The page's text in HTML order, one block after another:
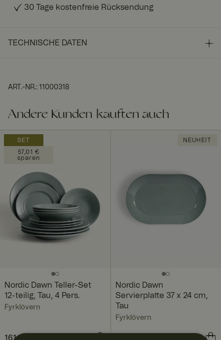
30 Tage kostenfreie Rücksendung
TECHNISCHE DATEN
ART.-NR.: 11000318
Andere Kunden kauften auch
SET
57,01 €
sparen
Nordic Dawn Teller-Set
12-teilig, Tau, 4 Pers.
Fyrklövern
Aktueller Preis
161,80 €
NEUHEIT
Nordic Dawn
Servierplatte 37 x 24 cm,
Tau
Fyrklövern